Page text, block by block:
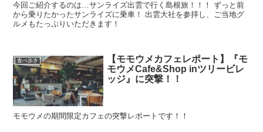
今回ご紹介するのは…サンライズ出雲で行く島根旅！！！ ずっと前
から乗りたかったサンライズに乗車！ 出雲大社を参拝し、ご当地グ
ルメもたっぷりいただきます！
食べ歩き
【モモウメカフェレポート】『モ
モウメCafe&Shop inツリービレ
ッジ』に突撃！！
モモウメの期間限定カフェの突撃レポートです！！